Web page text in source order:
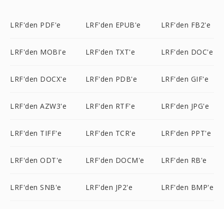
LRF'den PDF'e LRF'den EPUB'e LRF'den FB2'e
LRF'den MOBI'e LRF'den TXT'e LRF'den DOC'e
LRF'den DOCX'e LRF'den PDB'e LRF'den GIF'e
LRF'den AZW3'e LRF'den RTF'e LRF'den JPG'e
LRF'den TIFF'e LRF'den TCR'e LRF'den PPT'e
LRF'den ODT'e LRF'den DOCM'e LRF'den RB'e
LRF'den SNB'e LRF'den JP2'e LRF'den BMP'e